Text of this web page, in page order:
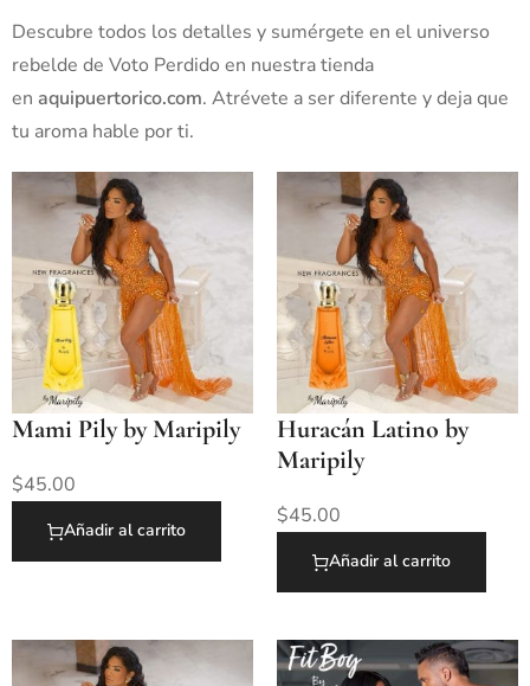
Descubre todos los detalles y sumérgete en el universo
rebelde de Voto Perdido en nuestra tienda
en aquipuertorico.com. Atrévete a ser diferente y deja que
tu aroma hable por ti.
Mami Pily by Maripily
$45.00
Añadir al carrito
Huracán Latino by
Maripily
$45.00
Añadir al carrito